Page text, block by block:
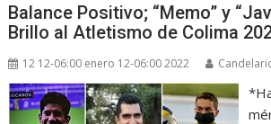
Balance Positivo; “Memo” y
Brillo al Atletismo de Colima
12 12-06:00 enero 12-06:00 2022